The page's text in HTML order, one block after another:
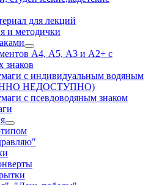
для лекций
и методички
А4, А5, А3 и А2+ с
знаков
с индивидуальным водяным
НЕДОСТУПНО)
с псевдоводяным знаком